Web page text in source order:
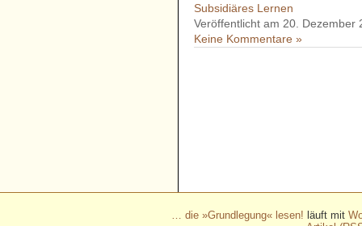
Subsidiäres Lernen
Veröffentlicht am 20. Dezember
Keine Kommentare »
… die »Grundlegung« lesen! läuft mit